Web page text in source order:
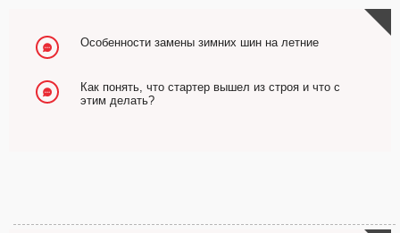
Особенности замены зимних шин на летние
Как понять, что стартер вышел из строя и что с
этим делать?